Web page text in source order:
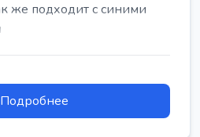
же подходит с синими
Подробнее